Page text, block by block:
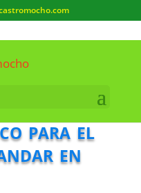
para el
en